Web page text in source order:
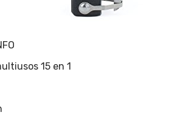
15 en 1